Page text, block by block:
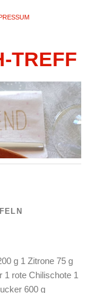
TREFF
g 1 Zitrone 75 g
1 rote Chilischote 1
600 g